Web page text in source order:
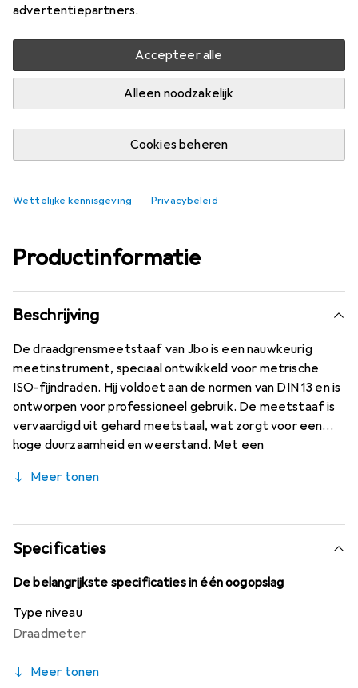
advertentiepartners.
Accepteer alle
Alleen noodzakelijk
Cookies beheren
Wettelijke kennisgeving Privacybeleid
Slechts 1 stuk op voorraad bij leverancier
In winkelmandje
Vergelijk In verlanglijstje
Productinformatie
Beschrijving
De draadgrensmeetstaaf van Jbo is een nauwkeurig
meetinstrument, speciaal ontwikkeld voor metrische
ISO-fijndraden. Hij voldoet aan de normen van DIN 13 en is
ontworpen voor professioneel gebruik. De meetstaaf is
vervaardigd uit gehard meetstaal, wat zorgt voor een
hoge duurzaamheid en weerstand. Met een
van schroefdraad mogelijk, om te verzekeren dat deze
draadgrensmeetstaaf is verkrijgbaar in de afmeting M24
x 1 mm en is ideaal voor kwaliteitscontrole in de productie
en machinebouw. Voor draden groter dan M40 worden de
goed- en afkeurzijde apart geleverd, wat een flexibele
gereedschap voor professionals die de hoogste precisie in
draadinspectie vereisen.
Meer tonen
Specificaties
De belangrijkste specificaties in één oogopslag
Type niveau
Draadmeter
Meer tonen